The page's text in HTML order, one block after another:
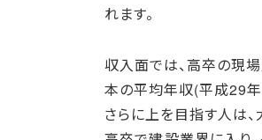
れます。
収入面では、高卒の現
本の平均年収(平成29年
さらに上を目指す人は